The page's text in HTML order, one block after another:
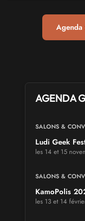
Agenda
AGENDA
SALONS &
Ludi Geek
les 14 et 15
SALONS &
KamoPolis
les 13 et 14